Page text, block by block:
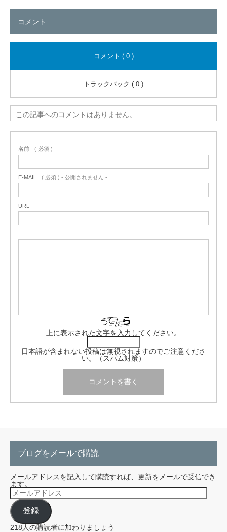
コメント
コメント ( 0 )
トラックバック ( 0 )
この記事へのコメントはありません。
名前 ( 必須 )
E-MAIL ( 必須 ) - 公開されません -
URL
上に表示された文字を入力してください。
日本語が含まれない投稿は無視されますのでご注意くださ
い。（スパム対策）
ブログをメールで購読
メールアドレスを記入して購読すれば、更新をメールで受信でき
ます。
メ
ー
ル
ア
ド
レ
登録
218人の購読者に加わりましょう